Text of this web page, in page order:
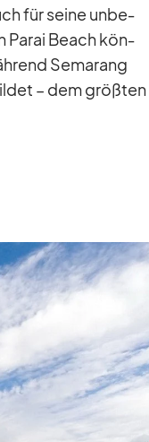
für seine un­be­
Pa­rai Beach kön­
Se­ma­rang
– dem größ­ten